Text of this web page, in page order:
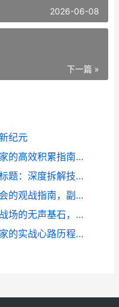
2026-06-08
下一篇 »
纪元
王者荣耀怎么弄钻石，资深玩家的高效积累指南副标题，钻石获取全攻略与深度心得
**王者荣耀角色技能解析，副标题：深度拆解技能设计的博弈艺术**
**王者如何观战好友，一学即会的观战指南，副标题：洞察战局与提升技巧的隐秘路径**
王者荣耀满级铭文，通往顶尖战场的无声基石，副标题，微调之间定乾坤
王者荣耀怎么上国服，顶尖玩家的实战心路历程副标题